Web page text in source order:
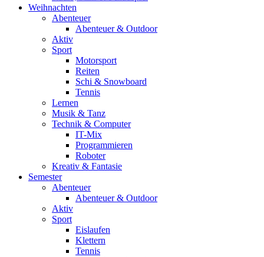
Weihnachten
Abenteuer
Abenteuer & Outdoor
Aktiv
Sport
Motorsport
Reiten
Schi & Snowboard
Tennis
Lernen
Musik & Tanz
Technik & Computer
IT-Mix
Programmieren
Roboter
Kreativ & Fantasie
Semester
Abenteuer
Abenteuer & Outdoor
Aktiv
Sport
Eislaufen
Klettern
Tennis